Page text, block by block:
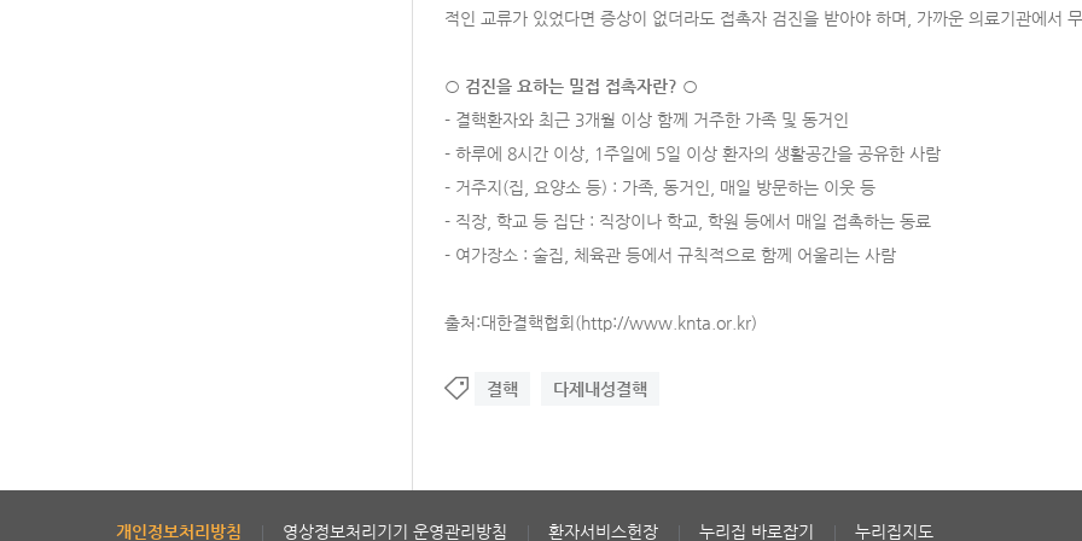
적인 교류가 있었다면 증상이 없더라도 접촉자 검진을 받아야 하며, 가까운 의료기관에서
○ 검진을 요하는 밀접 접촉자란? ○
- 결핵환자와 최근 3개월 이상 함께 거주한 가족 및 동거인
- 하루에 8시간 이상, 1주일에 5일 이상 환자의 생활공간을 공유한 사람
- 거주지(집, 요양소 등) : 가족, 동거인, 매일 방문하는 이웃 등
- 직장, 학교 등 집단 : 직장이나 학교, 학원 등에서 매일 접촉하는 동료
- 여가장소 : 술집, 체육관 등에서 규칙적으로 함께 어울리는 사람
출처:대한결핵협회(http://www.knta.or.kr)
결핵 다제내성결핵
개인정보처리방침 영상정보처리기기 운영관리방침 환자서비스헌장 누리집 바로잡기 누리집지도